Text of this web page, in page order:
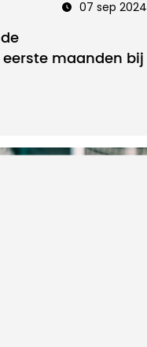
07 sep 2024
maanden bij